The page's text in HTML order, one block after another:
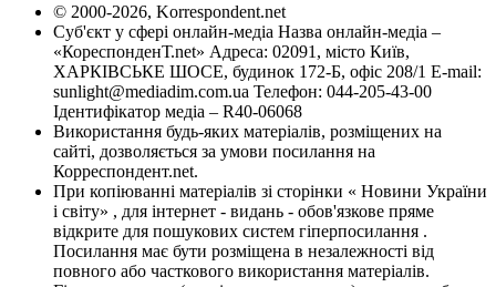
© 2000-2026, Korrespondent.net
Суб'єкт у сфері онлайн-медіа Назва онлайн-медіа –
«КореспонденТ.net» Адреса: 02091, місто Київ,
ХАРКІВСЬКЕ ШОСЕ, будинок 172-Б, офіс 208/1 E-mail:
sunlight@mediadim.com.ua Телефон: 044-205-43-00
Ідентифікатор медіа – R40-06068
Використання будь-яких матеріалів, розміщених на
сайті, дозволяється за умови посилання на
Корреспондент.net.
При копіюванні матеріалів зі сторінки « Новини України
і світу» , для інтернет - видань - обов'язкове пряме
відкрите для пошукових систем гіперпосилання .
Посилання має бути розміщена в незалежності від
повного або часткового використання матеріалів.